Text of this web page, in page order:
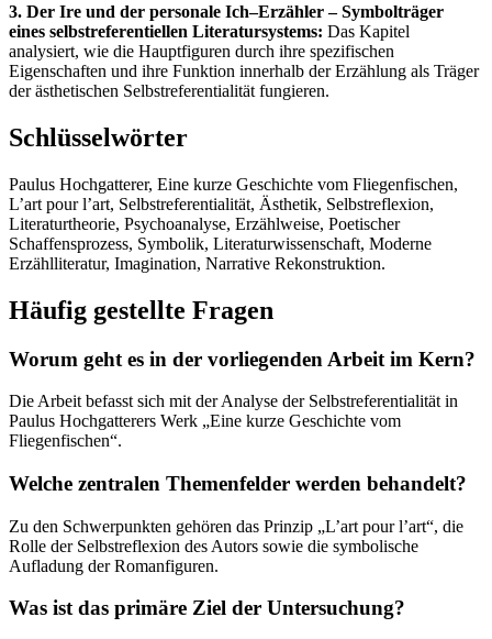
3. Der Ire und der personale Ich–Erzähler – Symbolträger
eines selbstreferentiellen Literatursystems: Das Kapitel
analysiert, wie die Hauptfiguren durch ihre spezifischen
Eigenschaften und ihre Funktion innerhalb der Erzählung als Träger
der ästhetischen Selbstreferentialität fungieren.
Schlüsselwörter
Paulus Hochgatterer, Eine kurze Geschichte vom Fliegenfischen,
L’art pour l’art, Selbstreferentialität, Ästhetik, Selbstreflexion,
Literaturtheorie, Psychoanalyse, Erzählweise, Poetischer
Schaffensprozess, Symbolik, Literaturwissenschaft, Moderne
Erzählliteratur, Imagination, Narrative Rekonstruktion.
Häufig gestellte Fragen
Worum geht es in der vorliegenden Arbeit im Kern?
Die Arbeit befasst sich mit der Analyse der Selbstreferentialität in
Paulus Hochgatterers Werk „Eine kurze Geschichte vom
Fliegenfischen“.
Welche zentralen Themenfelder werden behandelt?
Zu den Schwerpunkten gehören das Prinzip „L’art pour l’art“, die
Rolle der Selbstreflexion des Autors sowie die symbolische
Aufladung der Romanfiguren.
Was ist das primäre Ziel der Untersuchung?